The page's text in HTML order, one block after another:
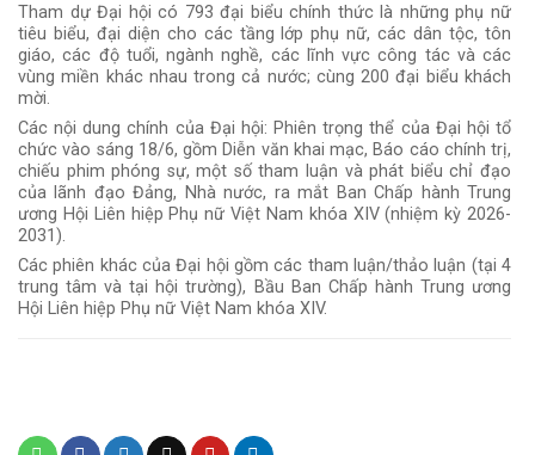
Tham dự Đại hội có 793 đại biểu chính thức là những phụ nữ
tiêu biểu, đại diện cho các tầng lớp phụ nữ, các dân tộc, tôn
giáo, các độ tuổi, ngành nghề, các lĩnh vực công tác và các
vùng miền khác nhau trong cả nước; cùng 200 đại biểu khách
mời.
Các nội dung chính của Đại hội: Phiên trọng thể của Đại hội tổ
chức vào sáng 18/6, gồm Diễn văn khai mạc, Báo cáo chính trị,
chiếu phim phóng sự, một số tham luận và phát biểu chỉ đạo
của lãnh đạo Đảng, Nhà nước, ra mắt Ban Chấp hành Trung
ương Hội Liên hiệp Phụ nữ Việt Nam khóa XIV (nhiệm kỳ 2026-
2031).
Các phiên khác của Đại hội gồm các tham luận/thảo luận (tại 4
trung tâm và tại hội trường), Bầu Ban Chấp hành Trung ương
Hội Liên hiệp Phụ nữ Việt Nam khóa XIV.